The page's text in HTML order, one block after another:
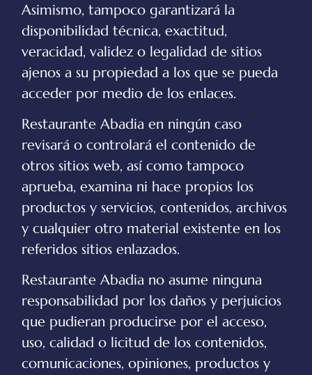
Asimismo, tampoco garantizará la
disponibilidad técnica, exactitud,
veracidad, validez o legalidad de sitios
ajenos a su propiedad a los que se pueda
acceder por medio de los enlaces.
Restaurante Abadia en ningún caso
revisará o controlará el contenido de
otros sitios web, así como tampoco
aprueba, examina ni hace propios los
productos y servicios, contenidos, archivos
y cualquier otro material existente en los
referidos sitios enlazados.
Restaurante Abadia no asume ninguna
responsabilidad por los daños y perjuicios
que pudieran producirse por el acceso,
uso, calidad o licitud de los contenidos,
comunicaciones, opiniones, productos y